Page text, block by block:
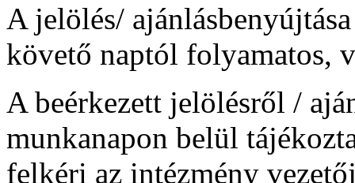
A jelölés/
követő naptól folyamatos, v
A beérkezett jelölésről /
munkanapon belül
felkéri az intézmény